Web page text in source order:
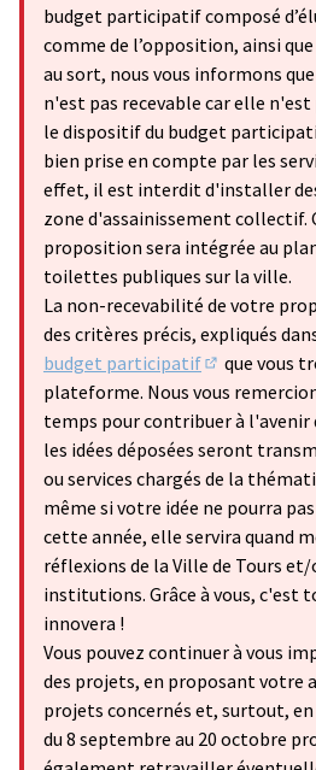
budget participatif composé
comme de l’opposition, ainsi
au sort, nous vous informons
n'est pas recevable car elle
le dispositif du budget
bien prise en compte par les
effet, il est interdit d'installer
zone d'assainissement collectif.
proposition sera intégrée au
toilettes publiques sur la ville.
La non-recevabilité de votre
des critères précis, expliqués
budget participatif
(S'ouvre
que vous
plateforme. Nous vous
temps pour contribuer à l'avenir
les idées déposées seront
ou services chargés de la
même si votre idée ne pourra
cette année, elle servira quand
réflexions de la Ville de Tours et/
institutions. Grâce à vous, c'est
innovera !
Vous pouvez continuer à vous
des projets, en proposant votre
projets concernés et, surtout,
du 8 septembre au 20 octobre